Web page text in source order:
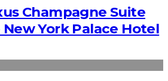
Champagne Suite
York Palace Hotel